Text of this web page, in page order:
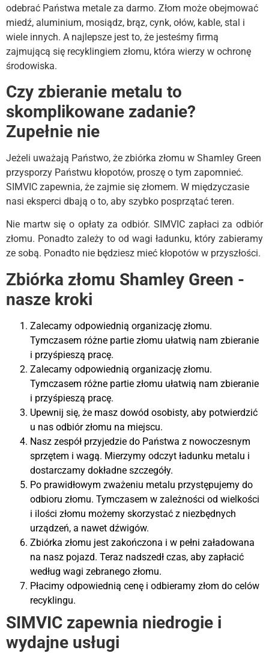
odebrać Państwa metale za darmo. Złom może obejmować
miedź, aluminium, mosiądz, brąz, cynk, ołów, kable, stal i
wiele innych. A najlepsze jest to, że jesteśmy firmą
zajmującą się recyklingiem złomu, która wierzy w ochronę
środowiska.
Czy zbieranie metalu to
skomplikowane zadanie?
Zupełnie nie
Jeżeli uważają Państwo, że zbiórka złomu w Shamley Green
przysporzy Państwu kłopotów, proszę o tym zapomnieć.
SIMVIC zapewnia, że zajmie się złomem. W międzyczasie
nasi eksperci dbają o to, aby szybko posprzątać teren.
Nie martw się o opłaty za odbiór. SIMVIC zapłaci za odbiór
złomu. Ponadto zależy to od wagi ładunku, który zabieramy
ze sobą. Ponadto nie będziesz mieć kłopotów w przyszłości.
Zbiórka złomu Shamley Green -
nasze kroki
Zalecamy odpowiednią organizację złomu.
Tymczasem różne partie złomu ułatwią nam zbieranie
i przyśpieszą pracę.
Zalecamy odpowiednią organizację złomu.
Tymczasem różne partie złomu ułatwią nam zbieranie
i przyśpieszą pracę.
Upewnij się, że masz dowód osobisty, aby potwierdzić
u nas odbiór złomu na miejscu.
Nasz zespół przyjedzie do Państwa z nowoczesnym
sprzętem i wagą. Mierzymy odczyt ładunku metalu i
dostarczamy dokładne szczegóły.
Po prawidłowym zważeniu metalu przystępujemy do
odbioru złomu. Tymczasem w zależności od wielkości
i ilości złomu możemy skorzystać z niezbędnych
urządzeń, a nawet dźwigów.
Zbiórka złomu jest zakończona i w pełni załadowana
na nasz pojazd. Teraz nadszedł czas, aby zapłacić
według wagi zebranego złomu.
Płacimy odpowiednią cenę i odbieramy złom do celów
recyklingu.
SIMVIC zapewnia niedrogie i
wydajne usługi